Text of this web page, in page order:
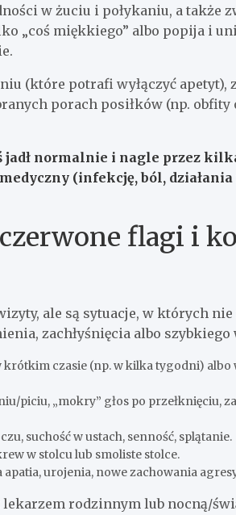
w żuciu i połykaniu, a także
„coś miękkiego” albo popija i
(które potrafi wyłączyć apetyt),
porach posiłków (np. obfity
jadł normalnie i nagle przez
(infekcję, ból,
flagi i
ale są sytuacje, w których nie
zachłyśnięcia albo
krótkim czasie (np. w kilka tygodni) albo
piciu, „mokry” głos po przełknięciu,
suchość w ustach, senność, splątanie.
w stolcu lub smoliste stolce.
apatia, urojenia, nowe zachowania
rodzinnym lub nocną/